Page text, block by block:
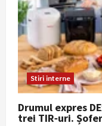
Stiri interne
Drumul expres
trei TIR‑uri.